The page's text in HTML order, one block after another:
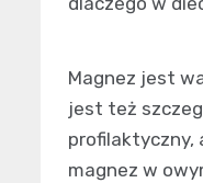
Magnez jest
jest też
profilaktyczny,
magnez w